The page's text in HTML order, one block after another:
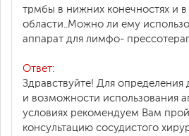
трмбы в нижних конечностях и
области..Можно ли ему
аппарат для лимфо-
Ответ:
Здравствуйте! Для определения
и возможности использования
условиях рекомендуем Вам
консультацию сосудистого